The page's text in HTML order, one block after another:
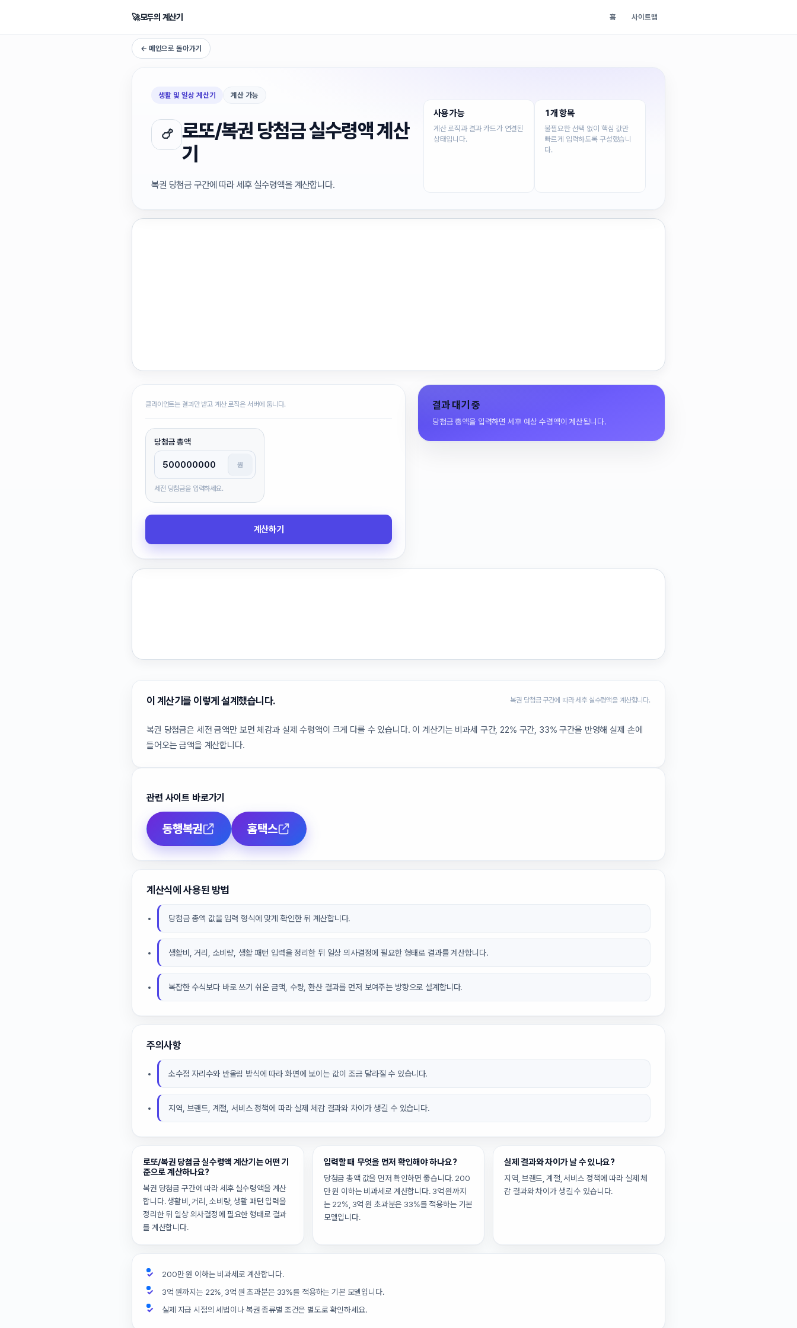
🚀모두의 계산기 홈 사이트맵
← 메인으로 돌아가기
생활 및 일상 계산기 계산 가능
🍗
로또/복권 당첨금 실수령액 계산
기
복권 당첨금 구간에 따라 세후 실수령액을 계산합니다.
사용 가능
계산 로직과 결과 카드가 연결된
상태입니다.
1개 항목
불필요한 선택 없이 핵심 값만
빠르게 입력하도록 구성했습니
다.
클라이언트는 결과만 받고 계산 로직은 서버에 둡니다.
당첨금 총액
원
세전 당첨금을 입력하세요.
계산하기
결과 대기 중
당첨금 총액을 입력하면 세후 예상 수령액이 계산됩니다.
이 계산기를 이렇게 설계했습니다. 복권 당첨금 구간에 따라 세후 실수령액을 계산합니다.
복권 당첨금은 세전 금액만 보면 체감과 실제 수령액이 크게 다를 수 있습니다. 이 계산기는 비과세 구간, 22% 구간, 33% 구간을 반영해 실제 손에
들어오는 금액을 계산합니다.
관련 사이트 바로가기
동행복권 홈택스
계산식에 사용된 방법
당첨금 총액 값을 입력 형식에 맞게 확인한 뒤 계산합니다.
생활비, 거리, 소비량, 생활 패턴 입력을 정리한 뒤 일상 의사결정에 필요한 형태로 결과를 계산합니다.
복잡한 수식보다 바로 쓰기 쉬운 금액, 수량, 환산 결과를 먼저 보여주는 방향으로 설계합니다.
주의사항
소수점 자리수와 반올림 방식에 따라 화면에 보이는 값이 조금 달라질 수 있습니다.
지역, 브랜드, 계절, 서비스 정책에 따라 실제 체감 결과와 차이가 생길 수 있습니다.
로또/복권 당첨금 실수령액 계산기는 어떤 기
준으로 계산하나요?
복권 당첨금 구간에 따라 세후 실수령액을 계산
합니다. 생활비, 거리, 소비량, 생활 패턴 입력을
정리한 뒤 일상 의사결정에 필요한 형태로 결과
를 계산합니다.
입력할 때 무엇을 먼저 확인해야 하나요?
당첨금 총액 값을 먼저 확인하면 좋습니다. 200
만 원 이하는 비과세로 계산합니다. 3억 원까지
는 22%, 3억 원 초과분은 33%를 적용하는 기본
모델입니다.
실제 결과와 차이가 날 수 있나요?
지역, 브랜드, 계절, 서비스 정책에 따라 실제 체
감 결과와 차이가 생길 수 있습니다.
200만 원 이하는 비과세로 계산합니다.
3억 원까지는 22%, 3억 원 초과분은 33%를 적용하는 기본 모델입니다.
실제 지급 시점의 세법이나 복권 종류별 조건은 별도로 확인하세요.